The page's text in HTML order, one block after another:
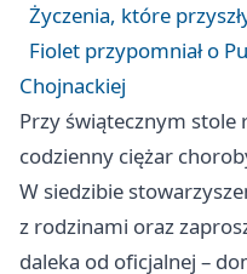
Życzenia, które
Fiolet przypomniał o
Chojnackiej
Przy świątecznym stole
codzienny ciężar
W siedzibie
z rodzinami oraz
daleka od oficjalnej –